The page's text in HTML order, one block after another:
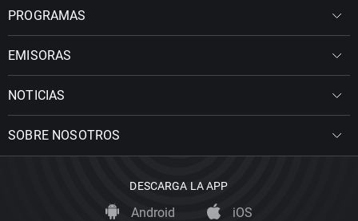
PROGRAMAS
EMISORAS
NOTICIAS
SOBRE NOSOTROS
DESCARGA LA APP
Android iOS